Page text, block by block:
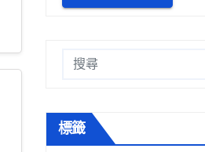
標籤